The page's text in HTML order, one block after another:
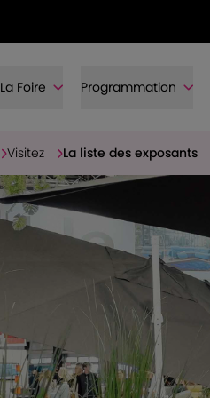
La Foire Programmation
Visitez La liste des exposants